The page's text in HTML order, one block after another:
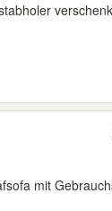
mit